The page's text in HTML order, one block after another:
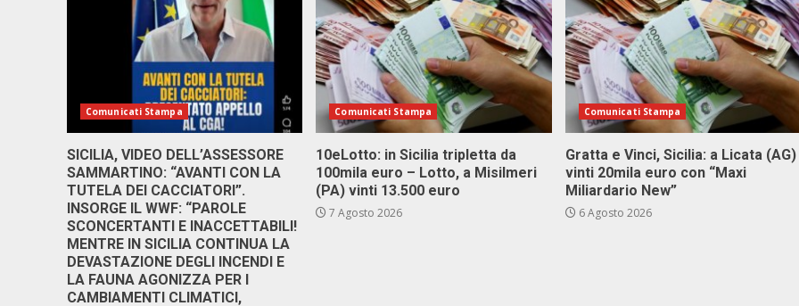
Comunicati Stampa
SICILIA, VIDEO DELL’ASSESSORE
SAMMARTINO: “AVANTI CON LA
TUTELA DEI CACCIATORI”.
INSORGE IL WWF: “PAROLE
SCONCERTANTI E INACCETTABILI!
MENTRE IN SICILIA CONTINUA LA
DEVASTAZIONE DEGLI INCENDI E
LA FAUNA AGONIZZA PER I
CAMBIAMENTI CLIMATICI,
Comunicati Stampa
10eLotto: in Sicilia tripletta da
100mila euro – Lotto, a Misilmeri
(PA) vinti 13.500 euro
7 Agosto 2026
Comunicati Stampa
Gratta e Vinci, Sicilia: a Licata (AG)
vinti 20mila euro con “Maxi
Miliardario New”
6 Agosto 2026